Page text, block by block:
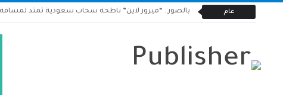
عام بالصور.. “ميرور لاين” ناطحة سحاب سعودية تمتد لمسافة 120 كلم